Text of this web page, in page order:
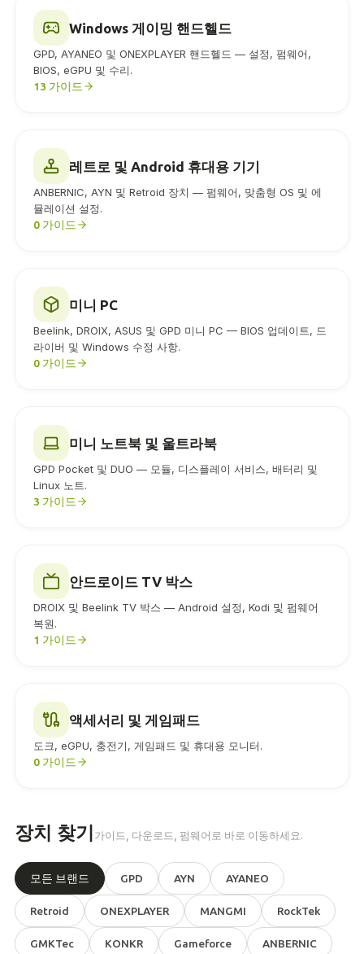
Windows 게이밍 핸드헬드
GPD, AYANEO 및 ONEXPLAYER 핸드헬드 — 설정, 펌웨어,
BIOS, eGPU 및 수리.
13 가이드
레트로 및 Android 휴대용 기기
ANBERNIC, AYN 및 Retroid 장치 — 펌웨어, 맞춤형 OS 및 에
뮬레이션 설정.
0 가이드
미니 PC
Beelink, DROIX, ASUS 및 GPD 미니 PC — BIOS 업데이트, 드
라이버 및 Windows 수정 사항.
0 가이드
미니 노트북 및 울트라북
GPD Pocket 및 DUO — 모듈, 디스플레이 서비스, 배터리 및
Linux 노트.
3 가이드
안드로이드 TV 박스
DROIX 및 Beelink TV 박스 — Android 설정, Kodi 및 펌웨어
복원.
1 가이드
액세서리 및 게임패드
도크, eGPU, 충전기, 게임패드 및 휴대용 모니터.
0 가이드
장치 찾기 가이드, 다운로드, 펌웨어로 바로 이동하세요.
모든 브랜드 GPD AYN AYANEO
Retroid ONEXPLAYER MANGMI RockTek
GMKTec KONKR Gameforce ANBERNIC